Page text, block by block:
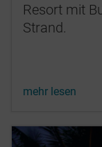
Resort mit
Strand.
mehr lesen